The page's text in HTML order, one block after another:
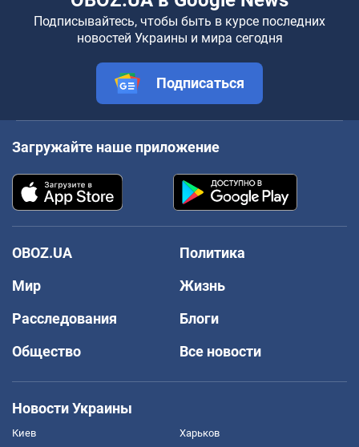
Подписывайтесь, чтобы быть в курсе последних
новостей Украины и мира сегодня
Подписаться
Загружайте наше приложение
OBOZ.UA
Политика
Мир
Жизнь
Расследования
Блоги
Общество
Все новости
Новости Украины
Киев Харьков